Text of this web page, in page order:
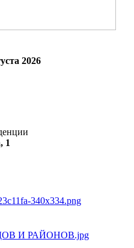
2026
1